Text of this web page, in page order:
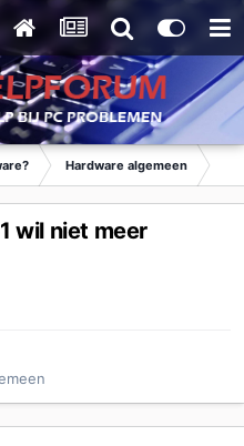
Hardware algemeen
wil niet meer